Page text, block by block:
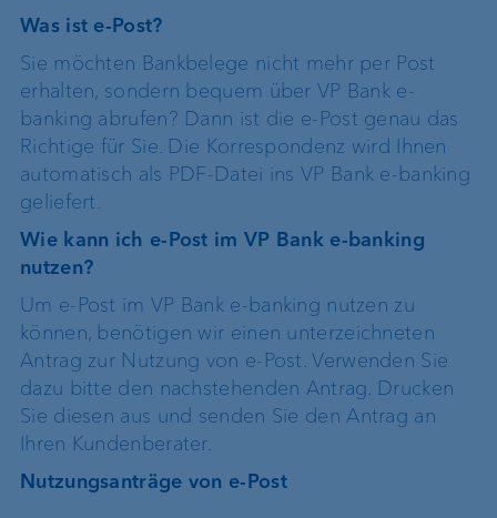
Was ist e-Post?
Sie möchten Bankbelege nicht mehr per Post
erhalten, sondern bequem über VP Bank e-
banking abrufen? Dann ist die e-Post genau das
Richtige für Sie. Die Korrespondenz wird Ihnen
automatisch als PDF-Datei ins VP Bank e-banking
geliefert.
Wie kann ich e-Post im VP Bank e-banking
nutzen?
Um e-Post im VP Bank e-banking nutzen zu
können, benötigen wir einen unterzeichneten
Antrag zur Nutzung von e-Post. Verwenden Sie
dazu bitte den nachstehenden Antrag. Drucken
Sie diesen aus und senden Sie den Antrag an
Ihren Kundenberater.
Nutzungsanträge von e-Post